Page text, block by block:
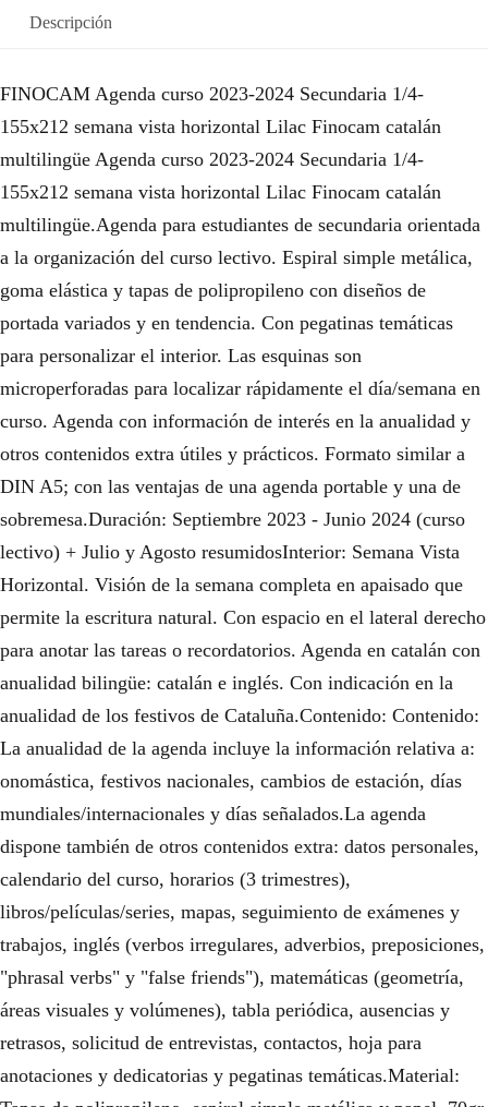
Descripción
FINOCAM Agenda curso 2023-2024 Secundaria 1/4-
155x212 semana vista horizontal Lilac Finocam catalán
multilingüe Agenda curso 2023-2024 Secundaria 1/4-
155x212 semana vista horizontal Lilac Finocam catalán
multilingüe.Agenda para estudiantes de secundaria orientada
a la organización del curso lectivo. Espiral simple metálica,
goma elástica y tapas de polipropileno con diseños de
portada variados y en tendencia. Con pegatinas temáticas
para personalizar el interior. Las esquinas son
microperforadas para localizar rápidamente el día/semana en
curso. Agenda con información de interés en la anualidad y
otros contenidos extra útiles y prácticos. Formato similar a
DIN A5; con las ventajas de una agenda portable y una de
sobremesa.Duración: Septiembre 2023 - Junio 2024 (curso
lectivo) + Julio y Agosto resumidosInterior: Semana Vista
Horizontal. Visión de la semana completa en apaisado que
permite la escritura natural. Con espacio en el lateral derecho
para anotar las tareas o recordatorios. Agenda en catalán con
anualidad bilingüe: catalán e inglés. Con indicación en la
anualidad de los festivos de Cataluña.Contenido: Contenido:
La anualidad de la agenda incluye la información relativa a:
onomástica, festivos nacionales, cambios de estación, días
mundiales/internacionales y días señalados.La agenda
dispone también de otros contenidos extra: datos personales,
calendario del curso, horarios (3 trimestres),
libros/películas/series, mapas, seguimiento de exámenes y
trabajos, inglés (verbos irregulares, adverbios, preposiciones,
"phrasal verbs" y "false friends"), matemáticas (geometría,
áreas visuales y volúmenes), tabla periódica, ausencias y
retrasos, solicitud de entrevistas, contactos, hoja para
anotaciones y dedicatorias y pegatinas temáticas.Material: